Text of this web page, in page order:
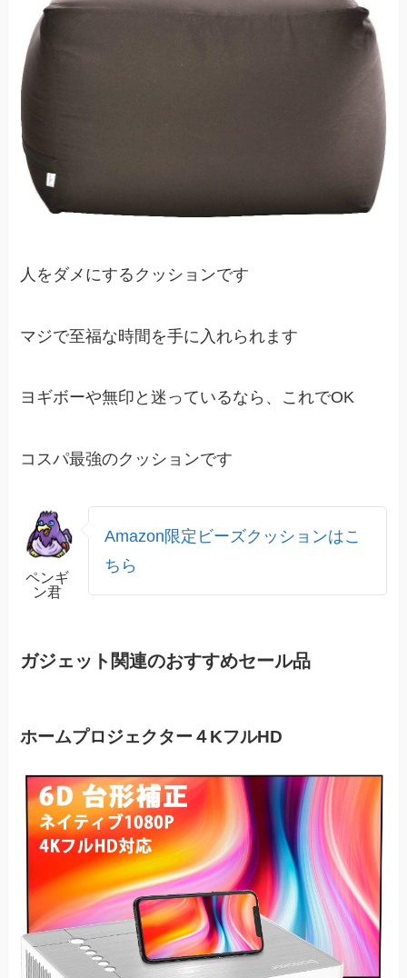
人をダメにするクッションです
マジで至福な時間を手に入れられます
ヨギボーや無印と迷っているなら、これでOK
コスパ最強のクッションです
ペンギ
ン君
Amazon限定ビーズクッションはこ
ちら
ガジェット関連のおすすめセール品
ホームプロジェクター４KフルHD